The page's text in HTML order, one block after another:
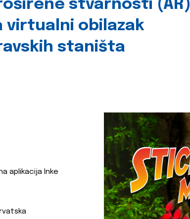
stvarnosti (AR)
virtualni obilazak
staništa
aplikacija Inke